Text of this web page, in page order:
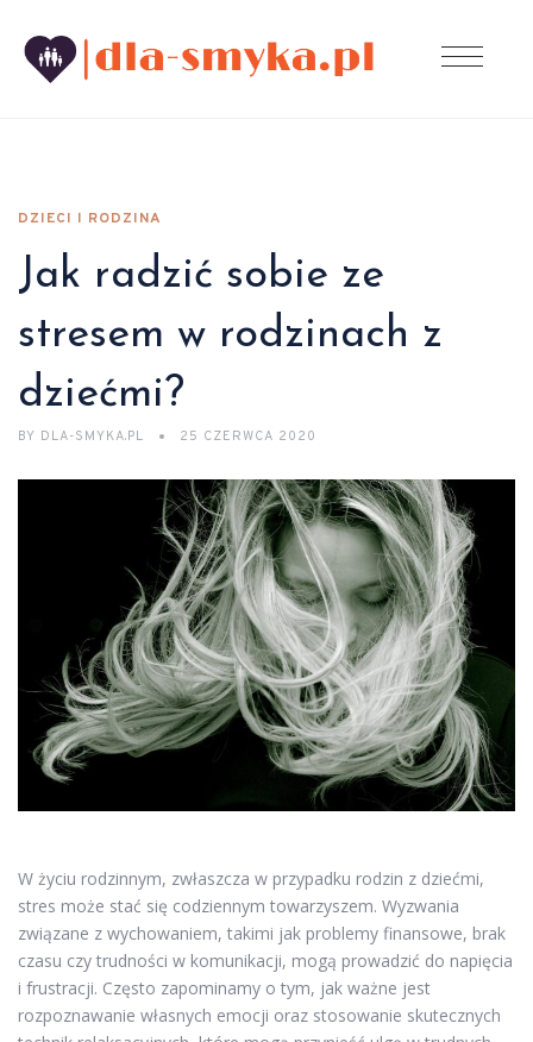
DZIECI I RODZINA
Jak radzić sobie ze
stresem w rodzinach z
dziećmi?
BY DLA-SMYKA.PL 25 CZERWCA 2020
W życiu rodzinnym, zwłaszcza w przypadku rodzin z dziećmi,
stres może stać się codziennym towarzyszem. Wyzwania
związane z wychowaniem, takimi jak problemy finansowe, brak
czasu czy trudności w komunikacji, mogą prowadzić do napięcia
i frustracji. Często zapominamy o tym, jak ważne jest
rozpoznawanie własnych emocji oraz stosowanie skutecznych